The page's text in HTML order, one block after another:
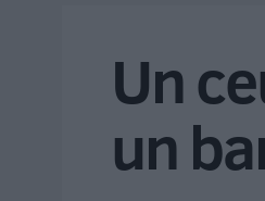
Un
un